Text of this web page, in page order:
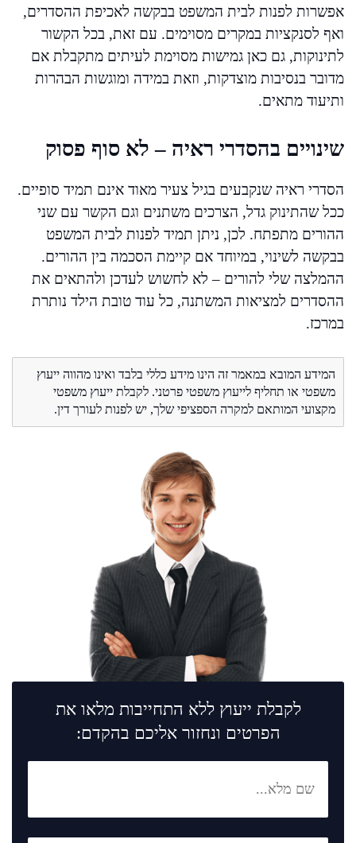
אפשרות לפנות לבית המשפט בבקשה לאכיפת ההסדרים,
ואף לסנקציות במקרים מסוימים. עם זאת, בכל הקשור
לתינוקות, גם כאן גמישות מסוימת לעיתים מתקבלת אם
מדובר בנסיבות מוצדקות, וזאת במידה ומוגשות הבהרות
ותיעוד מתאים.
שינויים בהסדרי ראיה – לא סוף פסוק
הסדרי ראיה שנקבעים בגיל צעיר מאוד אינם תמיד סופיים.
ככל שהתינוק גדל, הצרכים משתנים וגם הקשר עם שני
ההורים מתפתח. לכן, ניתן תמיד לפנות לבית המשפט
בבקשה לשינוי, במיוחד אם קיימת הסכמה בין ההורים.
ההמלצה שלי להורים – לא לחשוש לעדכן ולהתאים את
ההסדרים למציאות המשתנה, כל עוד טובת הילד נותרת
במרכז.
המידע המובא במאמר זה הינו מידע כללי בלבד ואינו מהווה ייעוץ
משפטי או תחליף לייעוץ משפטי פרטני. לקבלת ייעוץ משפטי
מקצועי המותאם למקרה הספציפי שלך, יש לפנות לעורך דין.
לקבלת ייעוץ ללא התחייבות מלאו את
הפרטים ונחזור אליכם בהקדם: